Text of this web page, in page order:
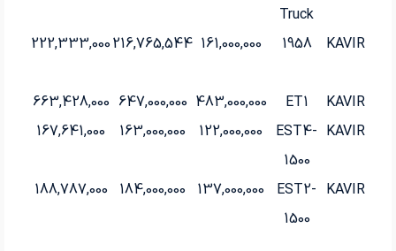
Truck
KAVIR
1958
161,000,000
216,765,544
222,333,000
KAVIR
ET1
483,000,000
647,000,000
663,428,000
KAVIR
EST4-
1500
122,000,000
163,000,000
167,641,000
KAVIR
EST2-
1500
137,000,000
184,000,000
188,787,000